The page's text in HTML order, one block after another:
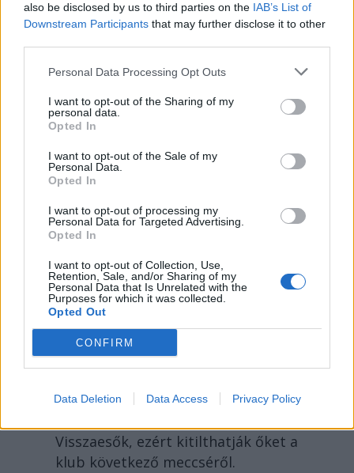
also be disclosed by us to third parties on the IAB’s List of
Downstream Participants that may further disclose it to other
Personal Data Processing Opt Outs
I want to opt-out of the Sharing of my
personal data.
Opted In
I want to opt-out of the Sale of my
Personal Data.
Opted In
I want to opt-out of processing my
Personal Data for Targeted Advertising.
Opted In
I want to opt-out of Collection, Use,
Retention, Sale, and/or Sharing of my
Personal Data that Is Unrelated with the
Purposes for which it was collected.
Opted Out
CONFIRM
Data Deletion Data Access Privacy Policy
Bukaresti támadás a
könnyített honosítás ellen
BÉEL
Titus Corlățean román külügyminiszter
újabb fronton támad a magyarok
magyar miniszterek is ülnek. A
főkülügyér szerint a magyar honosítási
törvény inkább etnikai alapú, mint a
román. Holott alapjául épp a román
Otthon húzták ki a gyufát
a Steaua-drukkerek
SZABOT
Már a bukaresti lelátókon is küldték ki
Visszaesők, ezért kitilthatják őket a
klub következő meccséről.